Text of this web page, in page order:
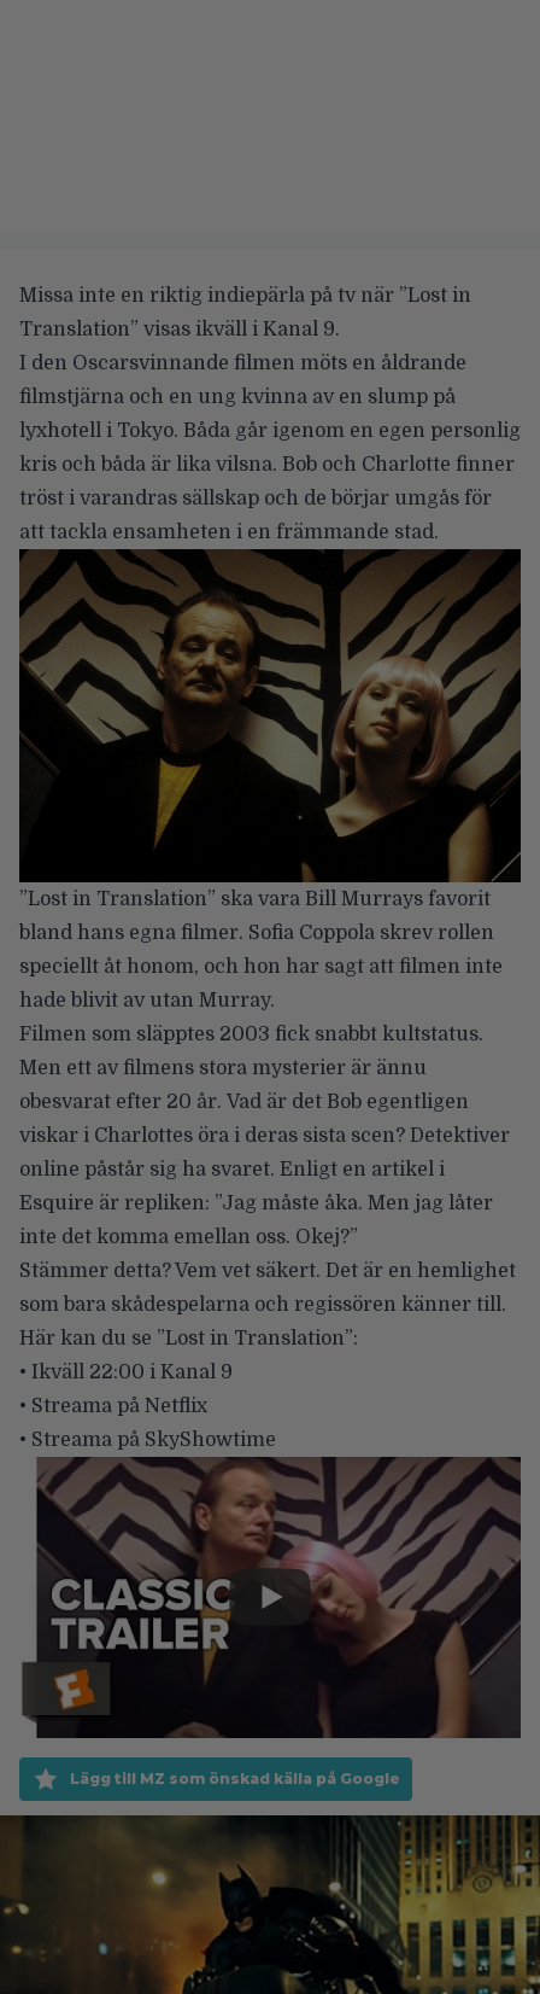
Missa inte en riktig indiepärla på tv när ”Lost in
Translation” visas ikväll i Kanal 9.
I den Oscarsvinnande filmen möts en åldrande
filmstjärna och en ung kvinna av en slump på
lyxhotell i Tokyo. Båda går igenom en egen personlig
kris och båda är lika vilsna. Bob och Charlotte finner
tröst i varandras sällskap och de börjar umgås för
att tackla ensamheten i en främmande stad.
”Lost in Translation” ska vara Bill Murrays favorit
bland hans egna filmer. Sofia Coppola skrev rollen
speciellt åt honom, och hon har sagt att filmen inte
hade blivit av utan Murray.
Filmen som släpptes 2003 fick snabbt kultstatus.
Men ett av filmens stora mysterier är ännu
obesvarat efter 20 år. Vad är det Bob egentligen
viskar i Charlottes öra i deras sista scen? Detektiver
online påstår sig ha svaret. Enligt en artikel i
Esquire är repliken: ”Jag måste åka. Men jag låter
inte det komma emellan oss. Okej?”
Stämmer detta? Vem vet säkert. Det är en hemlighet
som bara skådespelarna och regissören känner till.
Här kan du se ”Lost in Translation”:
• Ikväll 22:00 i Kanal 9
• Streama på Netflix
• Streama på SkyShowtime
Lägg till MZ som önskad källa på Google